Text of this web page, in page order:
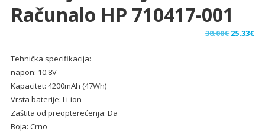
Računalo HP 710417-001
38.00€ Izvorna
25.33€
Tehnička specifikacija:
napon: 10.8V
Kapacitet: 4200mAh (47Wh)
Vrsta baterije: Li-ion
Zaštita od preopterećenja: Da
Boja: Crno